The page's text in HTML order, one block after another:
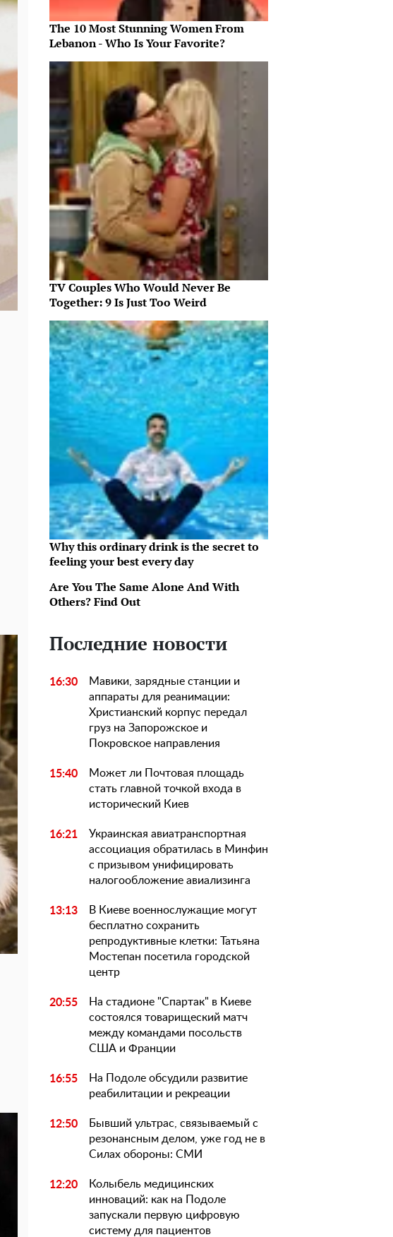
The 10 Most Stunning Women From
Lebanon - Who Is Your Favorite?
TV Couples Who Would Never Be
Together: 9 Is Just Too Weird
Why this ordinary drink is the secret to
feeling your best every day
Are You The Same Alone And With
Others? Find Out
Последние новости
16:30
Мавики, зарядные станции и
аппараты для реанимации:
Христианский корпус передал
груз на Запорожское и
Покровское направления
15:40
Может ли Почтовая площадь
стать главной точкой входа в
исторический Киев
16:21
Украинская авиатранспортная
ассоциация обратилась в Минфин
с призывом унифицировать
налогообложение авиализинга
13:13
В Киеве военнослужащие могут
бесплатно сохранить
репродуктивные клетки: Татьяна
Мостепан посетила городской
центр
20:55
На стадионе "Спартак" в Киеве
состоялся товарищеский матч
между командами посольств
США и Франции
16:55
На Подоле обсудили развитие
реабилитации и рекреации
12:50
Бывший ультрас, связываемый с
резонансным делом, уже год не в
Силах обороны: СМИ
12:20
Колыбель медицинских
инноваций: как на Подоле
запускали первую цифровую
систему для пациентов